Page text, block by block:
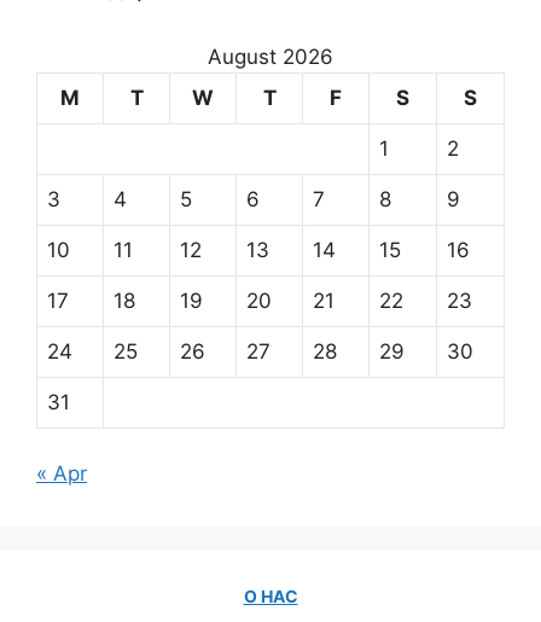
August 2026
M
T W T F S S
1 2
3 4 5 6 7 8 9
10 11 12 13 14 15 16
17 18 19 20 21 22 23
24 25 26 27 28 29 30
31
« Apr
О НАС